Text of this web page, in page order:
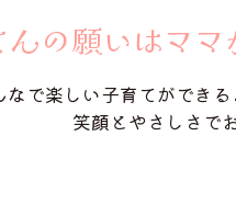
んの願いはマ
なで楽しい子育てができ
笑顔とやさしさで